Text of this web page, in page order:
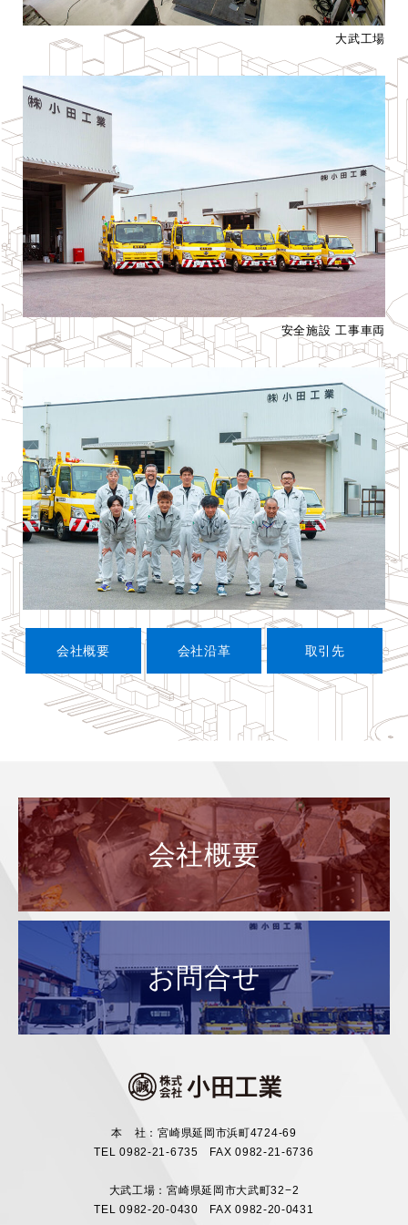
大武工場
安全施設 工事車両
会社概要 会社沿革 取引先
会社概要
お問合せ
本 社：宮崎県延岡市浜町4724-69
TEL 0982-21-6735 FAX 0982-21-6736
大武工場：宮崎県延岡市大武町32−2
TEL 0982-20-0430 FAX 0982-20-0431